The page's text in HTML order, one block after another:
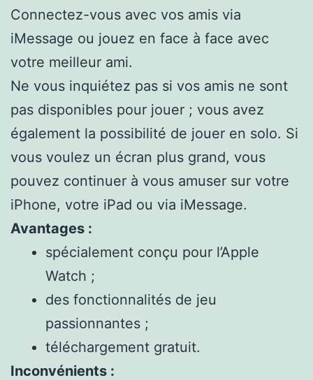
Connectez-vous avec vos amis via
iMessage ou jouez en face à face avec
votre meilleur ami.
Ne vous inquiétez pas si vos amis ne sont
pas disponibles pour jouer ; vous avez
également la possibilité de jouer en solo. Si
vous voulez un écran plus grand, vous
pouvez continuer à vous amuser sur votre
iPhone, votre iPad ou via iMessage.
Avantages :
spécialement conçu pour l’Apple
Watch ;
des fonctionnalités de jeu
passionnantes ;
téléchargement gratuit.
Inconvénients :